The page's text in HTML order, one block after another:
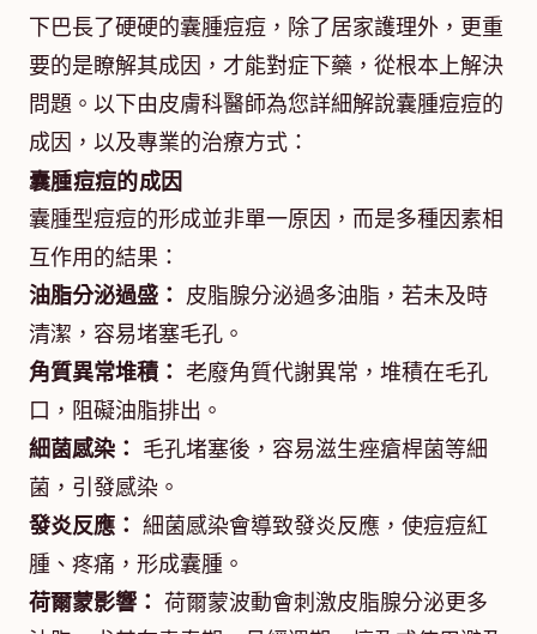
下巴長了硬硬的囊腫痘痘，除了居家護理外，更重
要的是瞭解其成因，才能對症下藥，從根本上解決
問題。以下由皮膚科醫師為您詳細解說囊腫痘痘的
成因，以及專業的治療方式：
囊腫痘痘的成因
囊腫型痘痘的形成並非單一原因，而是多種因素相
互作用的結果：
油脂分泌過盛： 皮脂腺分泌過多油脂，若未及時
清潔，容易堵塞毛孔。
角質異常堆積： 老廢角質代謝異常，堆積在毛孔
口，阻礙油脂排出。
細菌感染： 毛孔堵塞後，容易滋生痤瘡桿菌等細
菌，引發感染。
發炎反應： 細菌感染會導致發炎反應，使痘痘紅
腫、疼痛，形成囊腫。
荷爾蒙影響： 荷爾蒙波動會刺激皮脂腺分泌更多